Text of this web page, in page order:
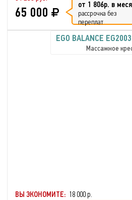
65 000 от 1 806р. в
рассрочка без
переплат
EGO BALANCE
Массажное
ВЫ ЭКОНОМИТЕ: 18 000 р.